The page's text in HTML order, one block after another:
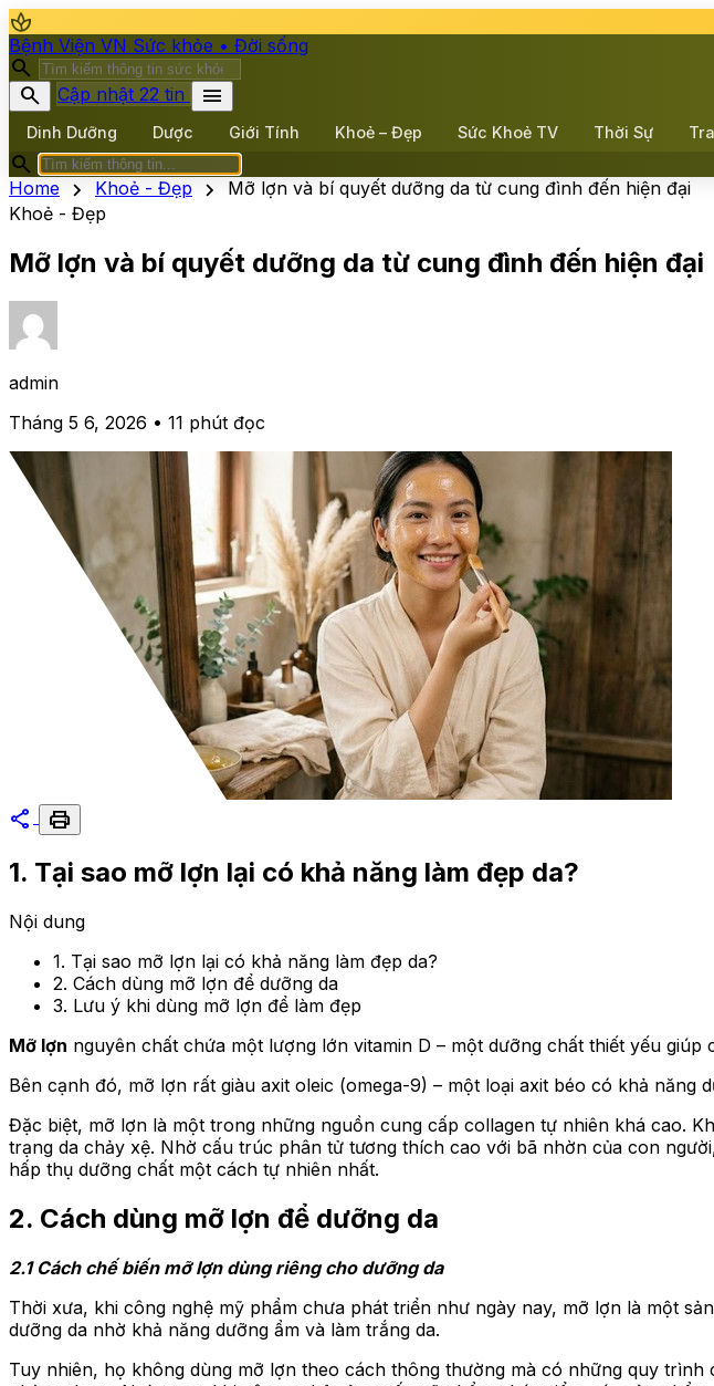
spa
Bệnh Viện VN Sức khỏe • Đời sống
search
search
Cập nhật 22 tin menu
Dinh Dưỡng Dược Giới Tính Khoẻ – Đẹp Sức Khoẻ TV Thời Sự
search
Home chevron_right Khoẻ - Đẹp chevron_right
Mỡ lợn và bí quyết dưỡng da từ cung đình đến hiện đại
Khoẻ - Đẹp
Mỡ lợn và bí quyết dưỡng da từ cung đình đến hiện đại
admin
Tháng 5 6, 2026 • 11 phút đọc
share print
1. Tại sao mỡ lợn lại có khả năng làm đẹp da?
Nội dung
1. Tại sao mỡ lợn lại có khả năng làm đẹp da?
2. Cách dùng mỡ lợn để dưỡng da
3. Lưu ý khi dùng mỡ lợn để làm đẹp
Mỡ lợn nguyên chất chứa một lượng lớn vitamin D – một dưỡng chất thiết yếu
Bên cạnh đó, mỡ lợn rất giàu axit oleic (omega-9) – một loại axit béo có khả
Đặc biệt, mỡ lợn là một trong những nguồn cung cấp collagen tự nhiên khá cao.
trạng da chảy xệ. Nhờ cấu trúc phân tử tương thích cao với bã nhờn của con
hấp thụ dưỡng chất một cách tự nhiên nhất.
2. Cách dùng mỡ lợn để dưỡng da
2.1 Cách chế biến mỡ lợn dùng riêng cho dưỡng da
Thời xưa, khi công nghệ mỹ phẩm chưa phát triển như ngày nay, mỡ lợn là một
dưỡng da nhờ khả năng dưỡng ẩm và làm trắng da.
Tuy nhiên, họ không dùng mỡ lợn theo cách thông thường mà có những quy